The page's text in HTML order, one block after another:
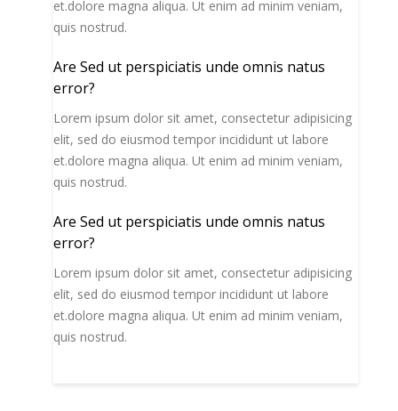
et.dolore magna aliqua. Ut enim ad minim veniam,
quis nostrud.
Are Sed ut perspiciatis unde omnis natus
error?
Lorem ipsum dolor sit amet, consectetur adipisicing
elit, sed do eiusmod tempor incididunt ut labore
et.dolore magna aliqua. Ut enim ad minim veniam,
quis nostrud.
Are Sed ut perspiciatis unde omnis natus
error?
Lorem ipsum dolor sit amet, consectetur adipisicing
elit, sed do eiusmod tempor incididunt ut labore
et.dolore magna aliqua. Ut enim ad minim veniam,
quis nostrud.